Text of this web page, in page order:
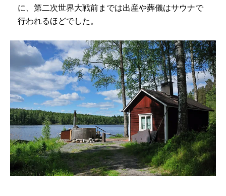
に、第二次世界大戦前までは出産や葬儀はサウナで
行われるほどでした。